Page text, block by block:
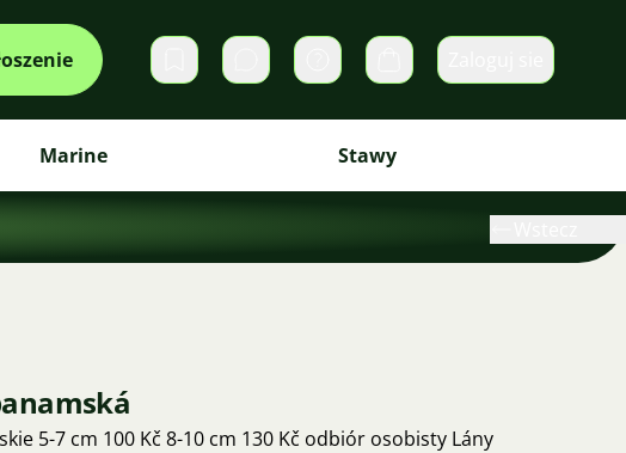
Prywatne wiadomości
Koszyk
Marine Stawy
5-7 cm 100 Kč 8-10 cm 130 Kč odbiór osobisty Lány